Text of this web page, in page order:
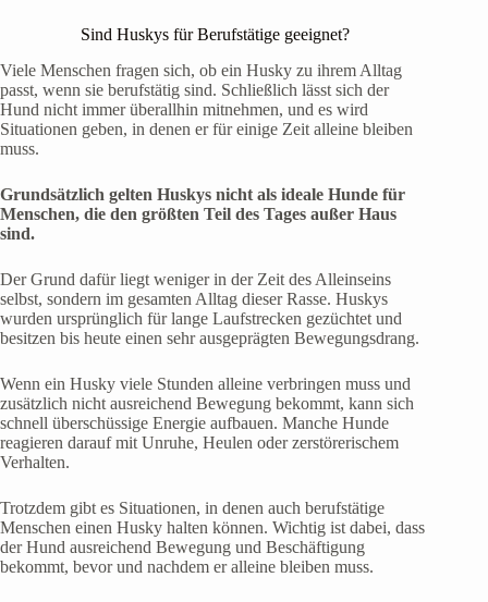
Sind Huskys für Berufstätige geeignet?
Viele Menschen fragen sich, ob ein Husky zu ihrem Alltag
passt, wenn sie berufstätig sind. Schließlich lässt sich der
Hund nicht immer überallhin mitnehmen, und es wird
Situationen geben, in denen er für einige Zeit alleine bleiben
muss.
Grundsätzlich gelten Huskys nicht als ideale Hunde für
Menschen, die den größten Teil des Tages außer Haus
sind.
Der Grund dafür liegt weniger in der Zeit des Alleinseins
selbst, sondern im gesamten Alltag dieser Rasse. Huskys
wurden ursprünglich für lange Laufstrecken gezüchtet und
besitzen bis heute einen sehr ausgeprägten Bewegungsdrang.
Wenn ein Husky viele Stunden alleine verbringen muss und
zusätzlich nicht ausreichend Bewegung bekommt, kann sich
schnell überschüssige Energie aufbauen. Manche Hunde
reagieren darauf mit Unruhe, Heulen oder zerstörerischem
Verhalten.
Trotzdem gibt es Situationen, in denen auch berufstätige
Menschen einen Husky halten können. Wichtig ist dabei, dass
der Hund ausreichend Bewegung und Beschäftigung
bekommt, bevor und nachdem er alleine bleiben muss.